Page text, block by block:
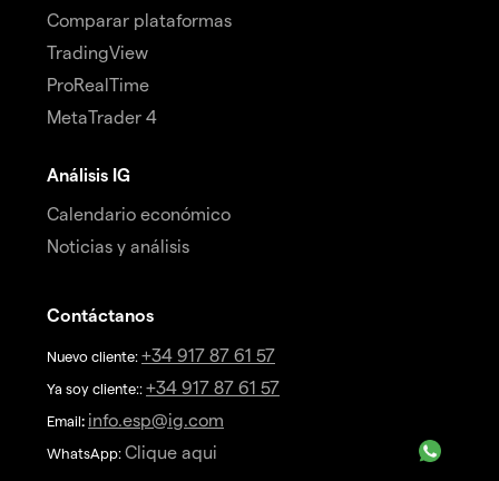
Comparar plataformas
TradingView
ProRealTime
MetaTrader 4
Análisis IG
Calendario económico
Noticias y análisis
Contáctanos
Nuevo cliente: +34 917 87 61 57
Ya soy cliente:: +34 917 87 61 57
Email: info.esp@ig.com
WhatsApp: Clique aqui